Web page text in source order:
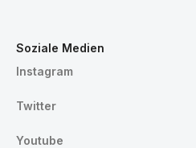
Soziale Medien
Instagram
Twitter
Youtube